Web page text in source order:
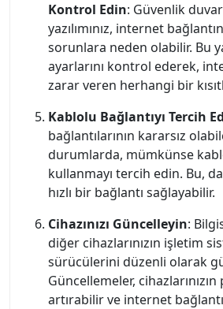
Kontrol Edin: Güvenlik
yazılımınız, internet
sorunlara neden olabilir. Bu
ayarlarını kontrol ederek,
zarar veren herhangi bir
Kablolu Bağlantıyı Tercih
bağlantılarının kararsız
durumlarda, mümkünse
kullanmayı tercih edin. Bu,
hızlı bir bağlantı sağlayabilir.
Cihazınızı Güncelleyin:
diğer cihazlarınızın işletim
sürücülerini düzenli olarak
Güncellemeler,
artırabilir ve internet